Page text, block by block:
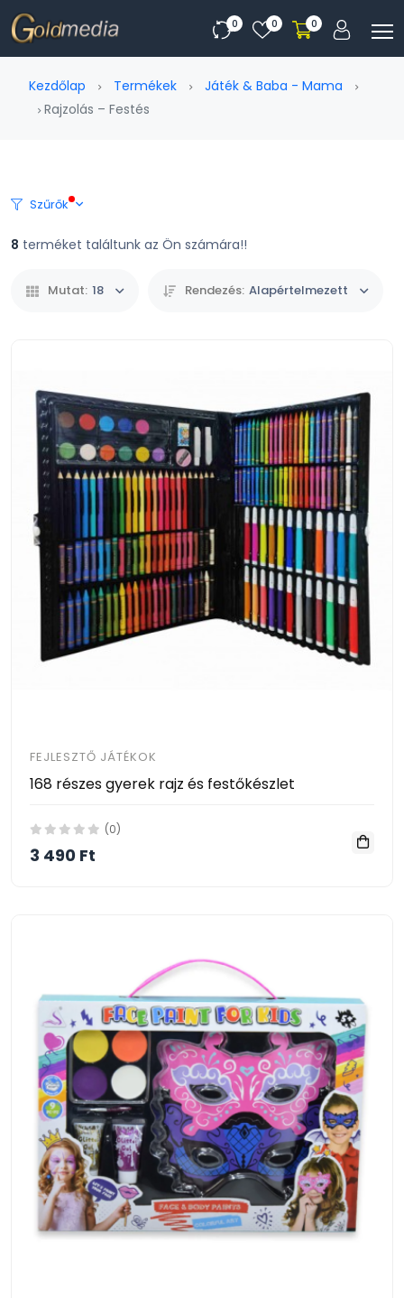
0 0 0
Kezdőlap Termékek
Játék & Baba - Mama
Rajzolás – Festés
Szűrők
8 terméket találtunk az Ön számára!!
Mutat: 18 Rendezés: Alapértelmezett
FEJLESZTŐ JÁTÉKOK
168 részes gyerek rajz és festőkészlet
(0)
3 490 Ft